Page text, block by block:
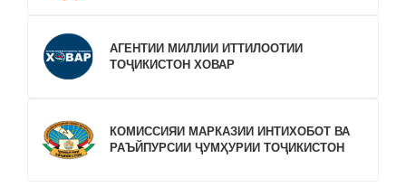
АГЕНТИИ МИЛЛИИ ИТТИЛООТИИ
ТОҶИКИСТОН ХОВАР
КОМИССИЯИ МАРКАЗИИ ИНТИХОБОТ ВА
РАЪЙПУРСИИ ҶУМҲУРИИ ТОҶИКИСТОН